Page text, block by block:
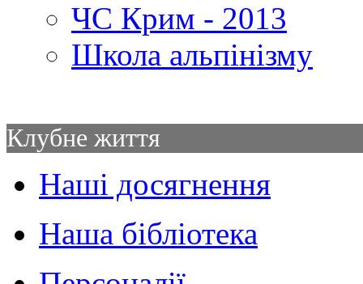
ЧС Крим - 2013
Школа альпінізму
Клубне життя
Наші досягнення
Наша бібліотека